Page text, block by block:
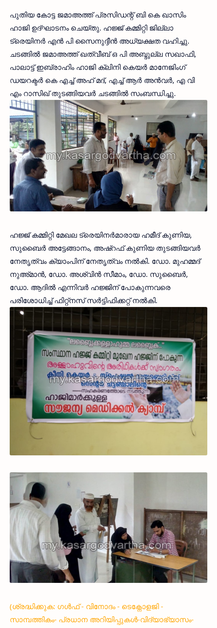
പുതിയ കോട്ട ജമാഅത്ത് പ്രസിഡന്റ് ബി കെ ഖാസിം
ഹാജി ഉദ്ഘാടനം ചെയ്തു. ഹജ്ജ് കമ്മിറ്റി ജില്ലാ
ട്രെയിനര്‍ എന്‍ പി സൈനുദ്ദീന്‍ അധ്യക്ഷത വഹിച്ചു.
ചടങ്ങില്‍ ജമാഅത്ത് ഖത്വീബ് ഒ പി അബ്ദുല്ല സഖാഫി,
പാലാട്ട് ഇബ്രാഹിം ഹാജി ക്ലിനി കെയര്‍ മാനേജിംഗ്
ഡയറക്ടര്‍ കെ എച്ച് അഹ് മദ്, എച്ച് ആര്‍ അന്‍വര്‍, എ വി
എം റാസിഖ് തുടങ്ങിയവര്‍ ചടങ്ങില്‍ സംബന്ധിച്ചു.
ഹജ്ജ് കമ്മിറ്റി മേഖല ട്രെയിനര്‍മാരായ ഹമീദ് കുണിയ,
സുബൈര്‍ അട്ടേങ്ങാനം, അഷ്‌റഫ് കുണിയ തുടങ്ങിയവര്‍
നേതൃത്വം ക്യാംപിന് നേതൃത്വം നല്‍കി. ഡോ. മുഹമ്മദ്
നുഅ്മാന്‍, ഡോ. അശ്വിന്‍ സീമാം, ഡോ. സുബൈര്‍,
ഡോ. ആദില്‍ എന്നിവര്‍ ഹജ്ജിന് പോകുന്നവരെ
പരിശോധിച്ച് ഫിറ്റ്‌നസ് സര്‍ട്ടിഫിക്കറ്റ് നല്‍കി.
(ശ്രദ്ധിക്കുക: ഗൾഫ് - വിനോദം - ടെക്നോളജി -
സാമ്പത്തികം- പ്രധാന അറിയിപ്പുകൾ-വിദ്യാഭ്യാസം-